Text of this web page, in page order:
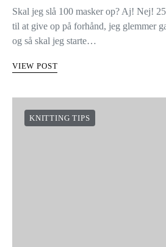
Skal jeg slå 100 masker op? Aj! Nej!
til at give op på forhånd, jeg glemmer
og så skal jeg starte…
VIEW POST
KNITTING TIPS